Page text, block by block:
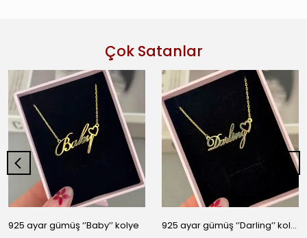
Çok Satanlar
925 ayar gümüş ‘’Baby’’ kolye 925 ayar gümüş ‘’Darling’’ kolye